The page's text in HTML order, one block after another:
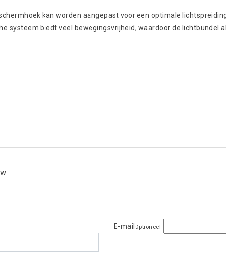
kan worden aangepast voor een optimale
systeem biedt veel bewegingsvrijheid, waardoor de lichtbundel
E-mail Optioneel